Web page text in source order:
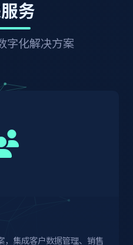
支持单点登录集成，
提供专业的集成服务团
化集成方案，确保系统
括员工自助服务、考
绩效反馈、培训学习等
要通知和待办事项实
移动端与PC端数据实
处理人力资源相关事
务
字化解决方案
，集成客户数据管理、销售